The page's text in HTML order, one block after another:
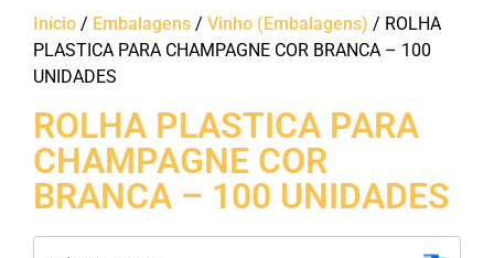
Início / Embalagens / Vinho (Embalagens) / ROLHA
PLASTICA PARA CHAMPAGNE COR BRANCA – 100
UNIDADES
ROLHA PLASTICA PARA
CHAMPAGNE COR
BRANCA – 100 UNIDADES